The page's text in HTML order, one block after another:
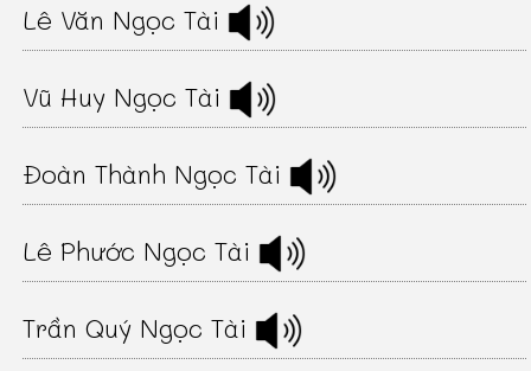
Lê Văn Ngọc Tài
Vũ Huy Ngọc Tài
Đoàn Thành Ngọc Tài
Lê Phước Ngọc Tài
Trần Quý Ngọc Tài